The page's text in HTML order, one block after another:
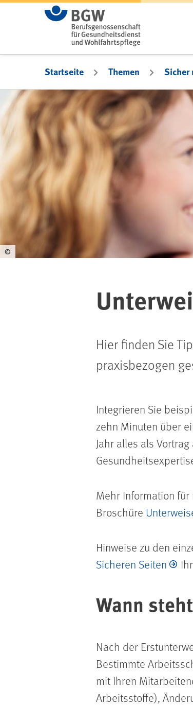
Zum Hauptinhalt springen
Startseite Themen Sicher
©
Hier finden Sie
praxisbezogen
Integrieren Sie
zehn Minuten über
Jahr alles als
Mehr Information
Broschüre
Hinweise zu den
Sicheren Seiten
Wann
Nach der
Bestimmte
mit Ihren
Arbeitsstoffe),